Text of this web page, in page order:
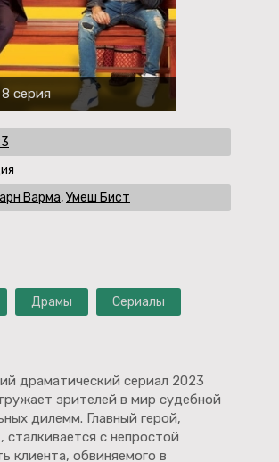
Драмы Сериалы
драматический сериал 2023
зрителей в мир судебной
дилемм. Главный герой,
с непростой
клиента, обвиняемого в
серия
Варма,Умеш Бист